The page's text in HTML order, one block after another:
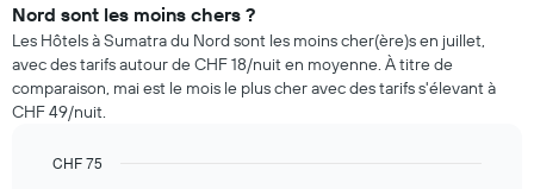
Nord sont les moins chers ?
Les Hôtels à Sumatra du Nord sont les moins cher(ère)s en juillet,
avec des tarifs autour de CHF 18/nuit en moyenne. À titre de
comparaison, mai est le mois le plus cher avec des tarifs s'élevant à
CHF 49/nuit.
CHF 75